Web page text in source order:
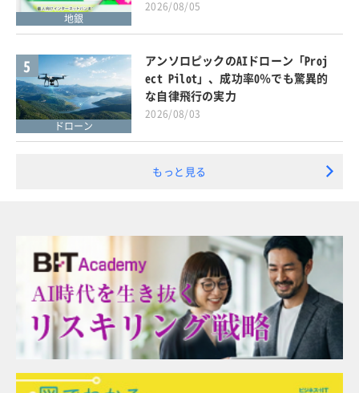
地銀
2026/08/05
5
ドローン
アンソロピックのAIドローン「Proj
ect Pilot」、成功率0％でも驚異的
な自律飛行の実力
2026/08/03
もっと見る